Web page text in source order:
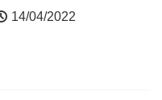
par Greenly
14/04/2022